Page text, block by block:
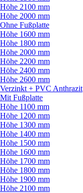
Höhe 2100 mm
Höhe 2000 mm
Ohne Fußplatte
Höhe 1600 mm
Höhe 1800 mm
Höhe 2000 mm
Höhe 2200 mm
Höhe 2400 mm
Höhe 2600 mm
Verzinkt + PVC Anthrazit
Mit Fußplatte
Höhe 1100 mm
Höhe 1200 mm
Höhe 1300 mm
Höhe 1400 mm
Höhe 1500 mm
Höhe 1600 mm
Höhe 1700 mm
Höhe 1800 mm
Höhe 1900 mm
Höhe 2100 mm